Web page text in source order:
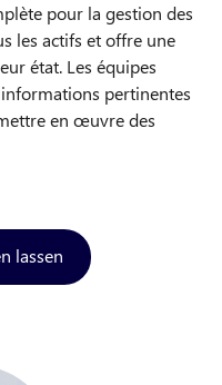
pour la gestion des
les actifs et offre une
état. Les équipes
pertinentes
en œuvre des
lassen